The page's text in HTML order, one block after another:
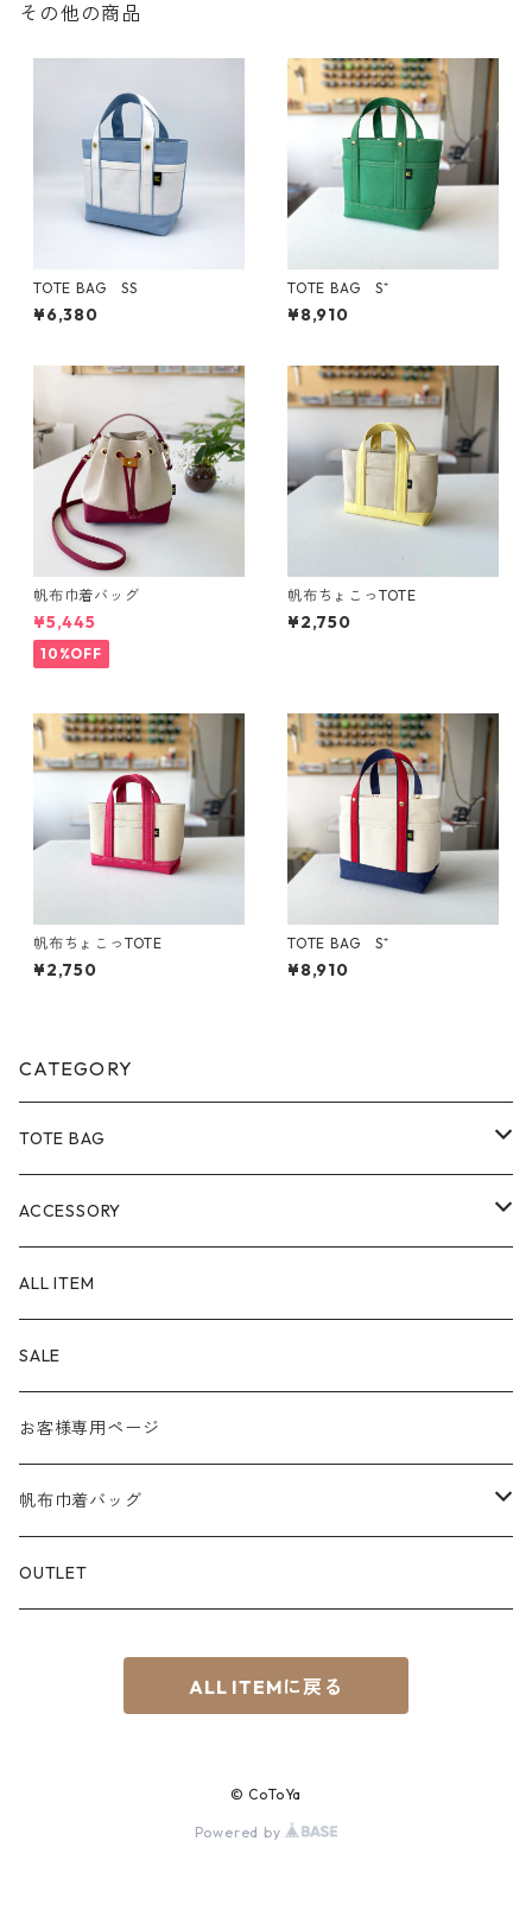
その他の商品
TOTE BAG SS
¥6,380
TOTE BAG S⁺
¥8,910
帆布巾着バッグ
¥5,445
10%OFF
帆布ちょこっTOTE
¥2,750
帆布ちょこっTOTE
¥2,750
TOTE BAG S⁺
¥8,910
CATEGORY
TOTE BAG
Size
SS
S
Material
８号帆布
パラフィン帆布
Color
白系
赤系
ACCESSORY
POUCH
PEN CASE
KEY CHAIN
スマホショルダー
サコッシュ
ALL ITEM
SALE
お客様専用ページ
帆布巾着バッグ
Material
OUTLET
ALL ITEMに戻る
© CoToYa
Powered by